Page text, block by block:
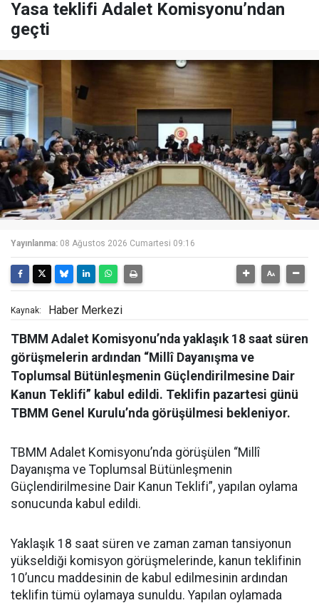
Yasa teklifi Adalet Komisyonu’ndan
geçti
Yayınlanma: 08 Ağustos 2026 Cumartesi 09:16
Kaynak: Haber Merkezi
TBMM Adalet Komisyonu’nda yaklaşık 18 saat süren
görüşmelerin ardından “Millî Dayanışma ve
Toplumsal Bütünleşmenin Güçlendirilmesine Dair
Kanun Teklifi” kabul edildi. Teklifin pazartesi günü
TBMM Genel Kurulu’nda görüşülmesi bekleniyor.
TBMM Adalet Komisyonu’nda görüşülen “Millî
Dayanışma ve Toplumsal Bütünleşmenin
Güçlendirilmesine Dair Kanun Teklifi”, yapılan oylama
sonucunda kabul edildi.
Yaklaşık 18 saat süren ve zaman zaman tansiyonun
yükseldiği komisyon görüşmelerinde, kanun teklifinin
10’uncu maddesinin de kabul edilmesinin ardından
teklifin tümü oylamaya sunuldu. Yapılan oylamada